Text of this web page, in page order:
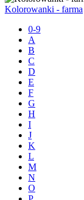
Kolorowanki - farma
0-9
A
B
C
D
E
F
G
H
I
J
K
L
M
N
O